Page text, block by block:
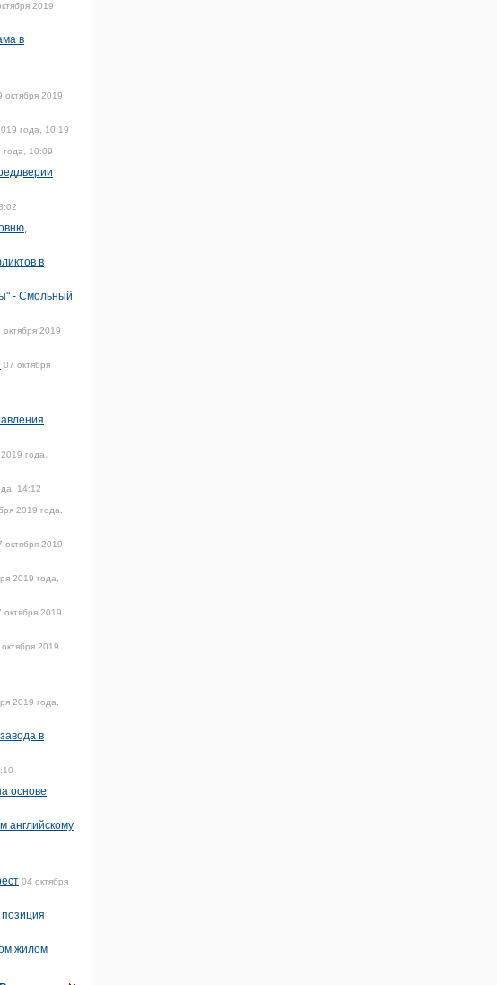
2019
в
октября 2019
года, 10:19
года, 10:09
в
- Смольный
октября 2019
07 октября
года,
14:12
2019 года,
октября 2019
2019 года,
октября 2019
2019
2019 года,
в
основе
английскому
04 октября
позиция
жилом